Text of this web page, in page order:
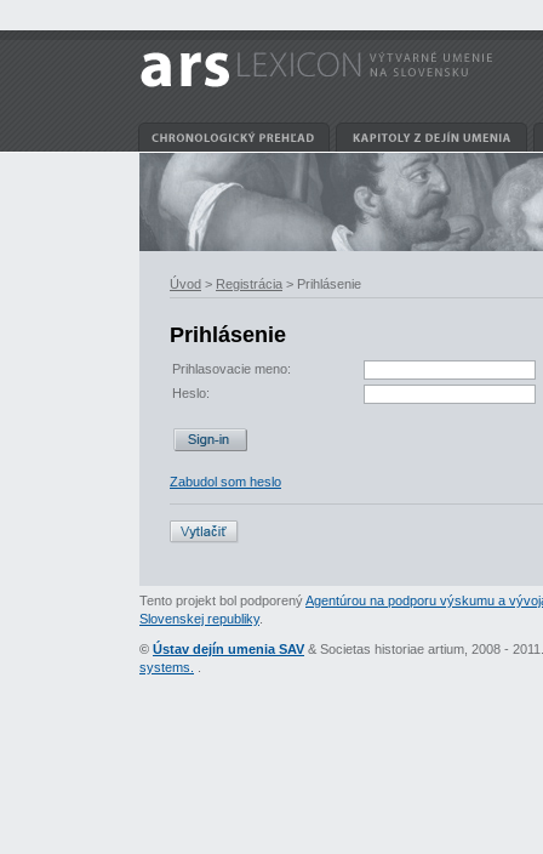
Úvod > Registrácia > Prihlásenie
Prihlásenie
Prihlasovacie meno:
Heslo:
Zabudol som heslo
Tento projekt bol podporenýAgentúrou na podporu výskumu a
Slovenskej republiky.
© Ústav dejín umenia SAV & Societas historiae artium, 2008 -
systems.